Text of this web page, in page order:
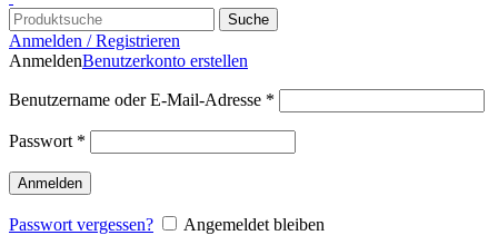
Suche
Anmelden / Registrieren
AnmeldenBenutzerkonto erstellen
Benutzername oder E-Mail-Adresse *
Passwort *
Anmelden
Passwort vergessen?
Angemeldet bleiben